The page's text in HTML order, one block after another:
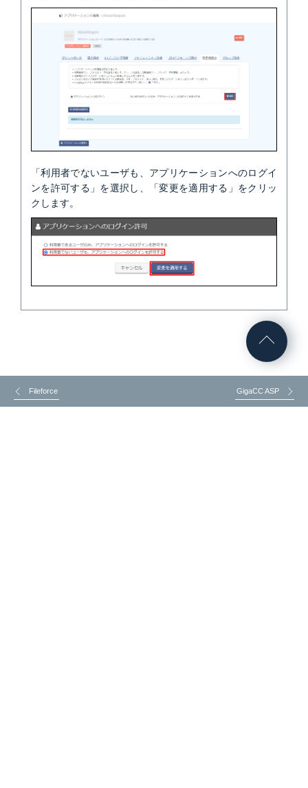
「利用者でないユーザも、アプリケーションへのログイ
ンを許可する」を選択し、「変更を適用する」をクリッ
クします。
Fileforce GigaCC ASP